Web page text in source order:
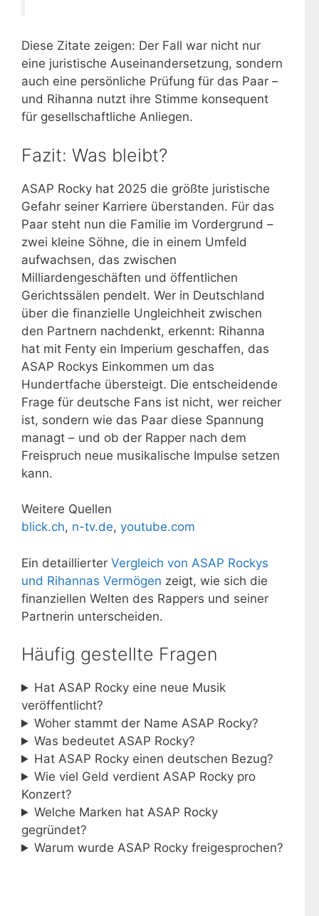
Diese Zitate zeigen: Der Fall war nicht nur
eine juristische Auseinandersetzung, sondern
auch eine persönliche Prüfung für das Paar –
und Rihanna nutzt ihre Stimme konsequent
für gesellschaftliche Anliegen.
Fazit: Was bleibt?
ASAP Rocky hat 2025 die größte juristische
Gefahr seiner Karriere überstanden. Für das
Paar steht nun die Familie im Vordergrund –
zwei kleine Söhne, die in einem Umfeld
aufwachsen, das zwischen
Milliardengeschäften und öffentlichen
Gerichtssälen pendelt. Wer in Deutschland
über die finanzielle Ungleichheit zwischen
den Partnern nachdenkt, erkennt: Rihanna
hat mit Fenty ein Imperium geschaffen, das
ASAP Rockys Einkommen um das
Hundertfache übersteigt. Die entscheidende
Frage für deutsche Fans ist nicht, wer reicher
ist, sondern wie das Paar diese Spannung
managt – und ob der Rapper nach dem
Freispruch neue musikalische Impulse setzen
kann.
Weitere Quellen
blick.ch, n-tv.de, youtube.com
Ein detaillierter Vergleich von ASAP Rockys
und Rihannas Vermögen zeigt, wie sich die
finanziellen Welten des Rappers und seiner
Partnerin unterscheiden.
Häufig gestellte Fragen
Hat ASAP Rocky eine neue Musik
veröffentlicht?
Woher stammt der Name ASAP Rocky?
Was bedeutet ASAP Rocky?
Hat ASAP Rocky einen deutschen Bezug?
Wie viel Geld verdient ASAP Rocky pro
Konzert?
Welche Marken hat ASAP Rocky
gegründet?
Warum wurde ASAP Rocky freigesprochen?